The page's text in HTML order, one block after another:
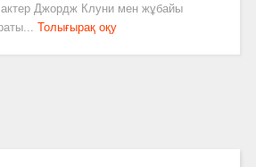
актер Джордж Клуни мен жұбайы
Толығырақ оқу